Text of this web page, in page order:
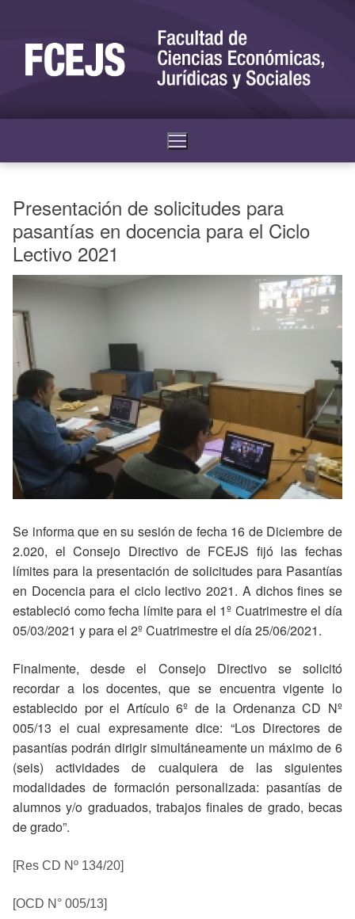
Presentación de solicitudes para
pasantías en docencia para el Ciclo
Lectivo 2021
Se informa que en su sesión de fecha 16 de Diciembre de
2.020, el Consejo Directivo de FCEJS fijó las fechas
límites para la presentación de solicitudes para Pasantías
en Docencia para el ciclo lectivo 2021. A dichos fines se
estableció como fecha límite para el 1º Cuatrimestre el día
05/03/2021 y para el 2º Cuatrimestre el día 25/06/2021.
Finalmente, desde el Consejo Directivo se solicitó
recordar a los docentes, que se encuentra vigente lo
establecido por el Artículo 6º de la Ordenanza CD Nº
005/13 el cual expresamente dice: “Los Directores de
pasantías podrán dirigir simultáneamente un máximo de 6
(seis) actividades de cualquiera de las siguientes
modalidades de formación personalizada: pasantías de
alumnos y/o graduados, trabajos finales de grado, becas
de grado”.
[Res CD Nº 134/20]
[OCD N° 005/13]